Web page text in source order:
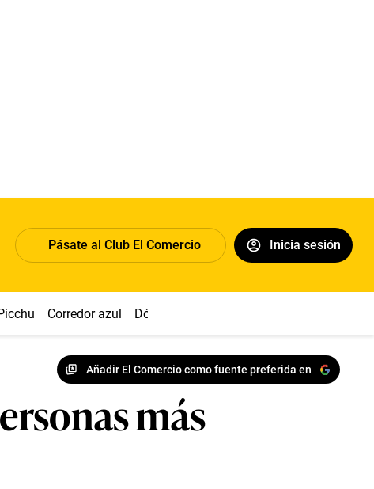
Pásate al Club El Comercio Inicia sesión
Corredor azul Dólar
Añadir El Comercio como fuente preferida en
más